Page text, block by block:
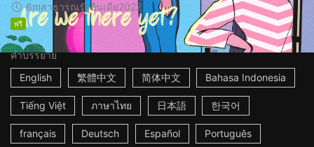
6mสาธารณรัฐอินเดีย2022
ฟรี
คำบรรยาย
English
繁體中文 简体中文 Bahasa Indonesia
Tiếng Việt ภาษาไทย 日本語 한국어
français Deutsch Español Português